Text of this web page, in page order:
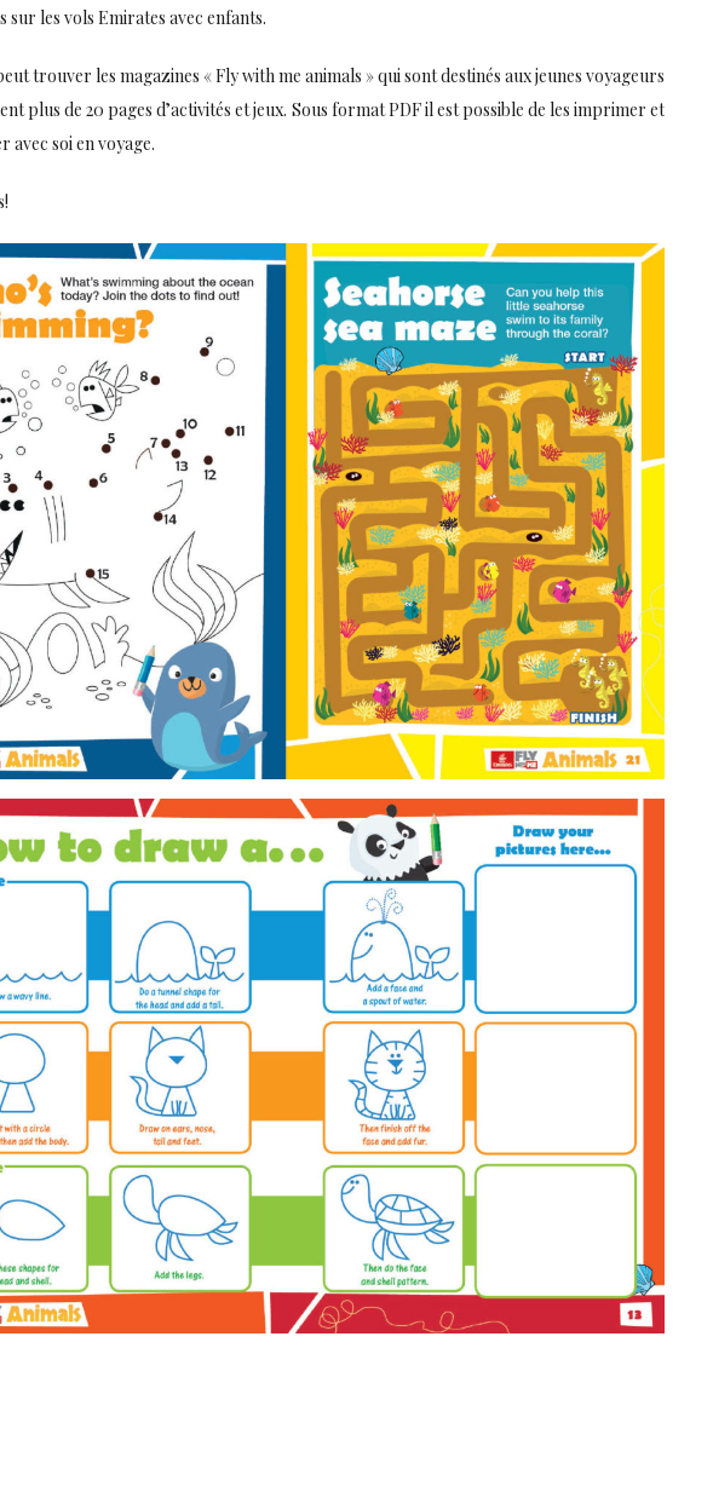
sur les vols Emirates avec enfants.
trouver les magazines « Fly with me animals » qui sont destinés aux jeunes voyageurs
plus de 20 pages d’activités et jeux. Sous format PDF il est possible de les imprimer et
avec soi en voyage.